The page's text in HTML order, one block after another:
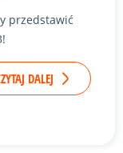
przedstawić
DALEJ